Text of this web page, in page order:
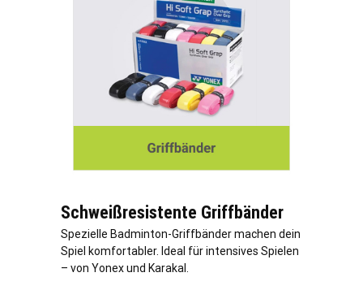
Schweißresistente Griffbänder
Spezielle Badminton-Griffbänder machen dein
Spiel komfortabler. Ideal für intensives Spielen
– von Yonex und Karakal.